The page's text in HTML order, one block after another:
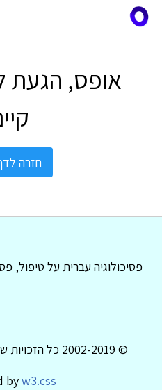
אופס, הגעת
חזרה
פסיכולוגיה עברית על טיפול,
© 2002-2019 כל הזכויות שמורות לפסיכולוגיה עברית
byw3.css